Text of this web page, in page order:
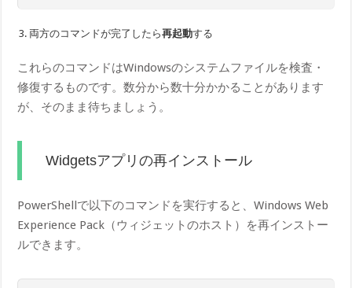
両方のコマンドが完了したら再起動する
これらのコマンドはWindowsのシステムファイルを検査・
修復するものです。数分から数十分かかることがあります
が、そのまま待ちましょう。
Widgetsアプリの再インストール
PowerShellで以下のコマンドを実行すると、Windows Web
Experience Pack（ウィジェットのホスト）を再インストー
ルできます。